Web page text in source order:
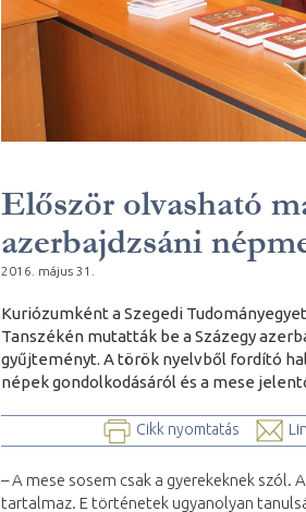
Először olvasható
azerbajdzsáni
2016. május 31.
Kuriózumként a Szegedi
Tanszékén mutatták be a Százegy
gyűjteményt. A török nyelvből fordító
népek gondolkodásáról és a mese
Cikk nyomtatás
– A mese sosem csak a gyerekeknek
tartalmaz. E történetek ugyanolyan